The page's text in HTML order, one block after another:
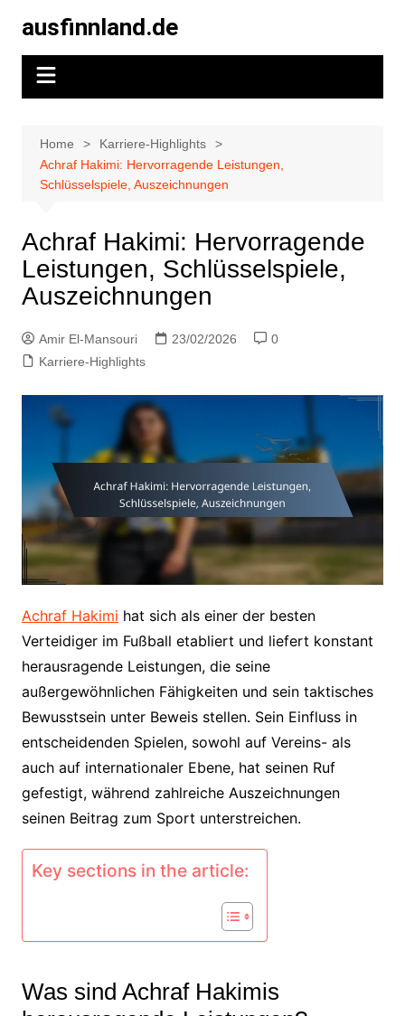
content
ausfinnland.de
Home
Karriere-Highlights
Achraf Hakimi: Hervorragende Leistungen,
Schlüsselspiele, Auszeichnungen
Achraf Hakimi: Hervorragende
Leistungen, Schlüsselspiele,
Auszeichnungen
Amir El-Mansouri 23/02/2026
0
Karriere-Highlights
Achraf Hakimi hat sich als einer der besten
Verteidiger im Fußball etabliert und liefert konstant
herausragende Leistungen, die seine
außergewöhnlichen Fähigkeiten und sein taktisches
Bewusstsein unter Beweis stellen. Sein Einfluss in
entscheidenden Spielen, sowohl auf Vereins- als
auch auf internationaler Ebene, hat seinen Ruf
gefestigt, während zahlreiche Auszeichnungen
seinen Beitrag zum Sport unterstreichen.
Key sections in the article:
Was sind Achraf Hakimis